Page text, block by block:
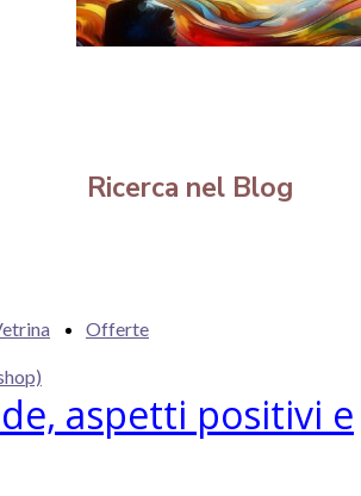
Ricerca nel Blog
Offerte
aspetti positivi e